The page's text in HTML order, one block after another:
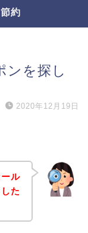
約
ンを探し
2020年12月19日
ル
た